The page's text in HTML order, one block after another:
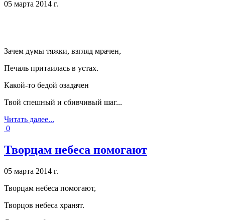
05 марта 2014 г.
Зачем думы тяжки, взгляд мрачен,
Печаль притаилась в устах.
Какой-то бедой озадачен
Твой спешный и сбивчивый шаг...
Читать далее...
0
Творцам небеса помогают
05 марта 2014 г.
Творцам небеса помогают,
Творцов небеса хранят.